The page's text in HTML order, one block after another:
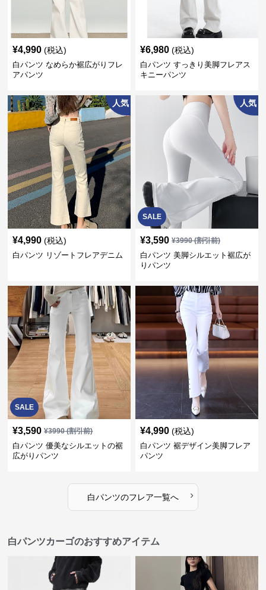
¥4,990 (税込)
白パンツ なめらか裾広がりフレ
アパンツ
¥6,980 (税込)
白パンツ すっきり美脚フレアス
キニーパンツ
人気
¥4,990 (税込)
白パンツ リゾートフレアデニム
SALE
人気
¥3,590 ¥3990(割引前)
白パンツ 美脚シルエット裾広が
りパンツ
SALE
¥3,590 ¥3990(割引前)
白パンツ 優美なシルエットの裾
広がりパンツ
¥4,990 (税込)
白パンツ 裾デザイン美脚フレア
パンツ
白パンツのフレア一覧へ ›
白パンツカーゴのおすすめアイテム